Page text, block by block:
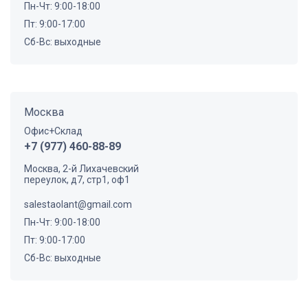
Пн-Чт: 9:00-18:00
Пт: 9:00-17:00
Сб-Вс: выходные
Москва
Офис+Склад
+7 (977) 460-88-89
Москва, 2-й Лихачевский
переулок, д7, стр1, оф1
salestaolant@gmail.com
Пн-Чт: 9:00-18:00
Пт: 9:00-17:00
Сб-Вс: выходные